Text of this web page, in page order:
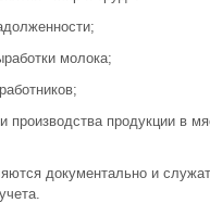
молока;
производства продукции в
документально и